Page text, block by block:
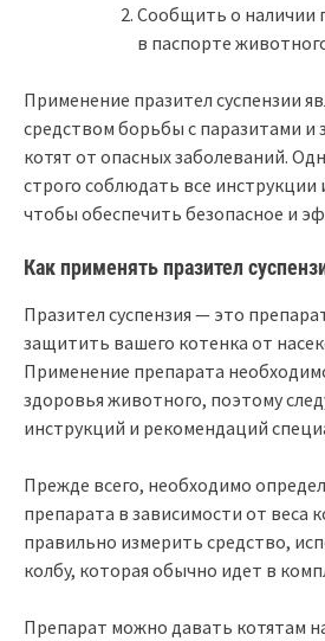
Сообщить о наличии
в паспорте
Применение празител суспензии
средством борьбы с паразитами
котят от опасных заболеваний.
строго соблюдать все
чтобы обеспечить безопасное и
Как применять празител
Празител суспензия — это
защитить вашего котенка от
Применение препарата
здоровья животного, поэтому
инструкций и рекомендаций
Прежде всего, необходимо
препарата в зависимости от веса
правильно измерить средство,
колбу, которая обычно идет в
Препарат можно давать котятам